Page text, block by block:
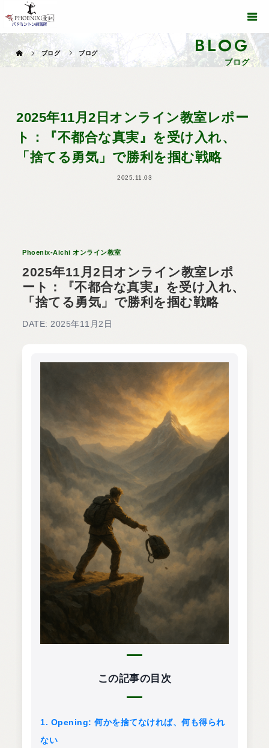
BLOG
ブログ
ブログ ブログ
2025年11月2日オンライン教室レポー
ト：『不都合な真実』を受け入れ、
「捨てる勇気」で勝利を掴む戦略
2025.11.03
Phoenix-Aichi オンライン教室
2025年11月2日オンライン教室レポ
ート：『不都合な真実』を受け入れ、
「捨てる勇気」で勝利を掴む戦略
DATE: 2025年11月2日
この記事の目次
1. Opening: 何かを捨てなければ、何も得られ
ない